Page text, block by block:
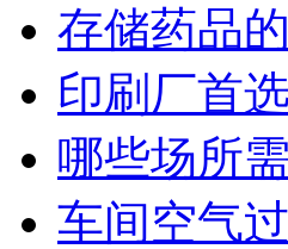
存储药品
印刷厂首
哪些场所
车间空气